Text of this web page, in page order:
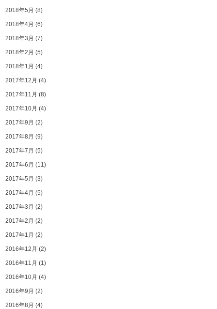
2018年5月 (8)
2018年4月 (6)
2018年3月 (7)
2018年2月 (5)
2018年1月 (4)
2017年12月 (4)
2017年11月 (8)
2017年10月 (4)
2017年9月 (2)
2017年8月 (9)
2017年7月 (5)
2017年6月 (11)
2017年5月 (3)
2017年4月 (5)
2017年3月 (2)
2017年2月 (2)
2017年1月 (2)
2016年12月 (2)
2016年11月 (1)
2016年10月 (4)
2016年9月 (2)
2016年8月 (4)